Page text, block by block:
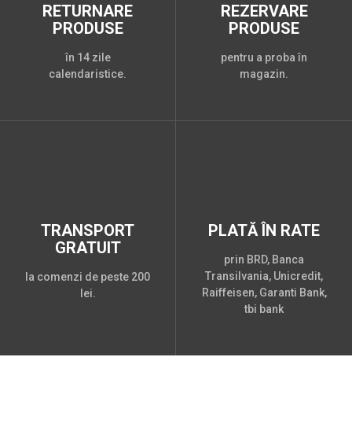
RETURNARE
PRODUSE
în 14 zile
calendaristice.
REZERVARE
PRODUSE
pentru a proba în
magazin.
TRANSPORT
GRATUIT
la comenzi de peste 200
lei.
PLATĂ ÎN RATE
prin BRD, Banca
Transilvania, Unicredit,
Raiffeisen, Garanti Bank,
tbi bank